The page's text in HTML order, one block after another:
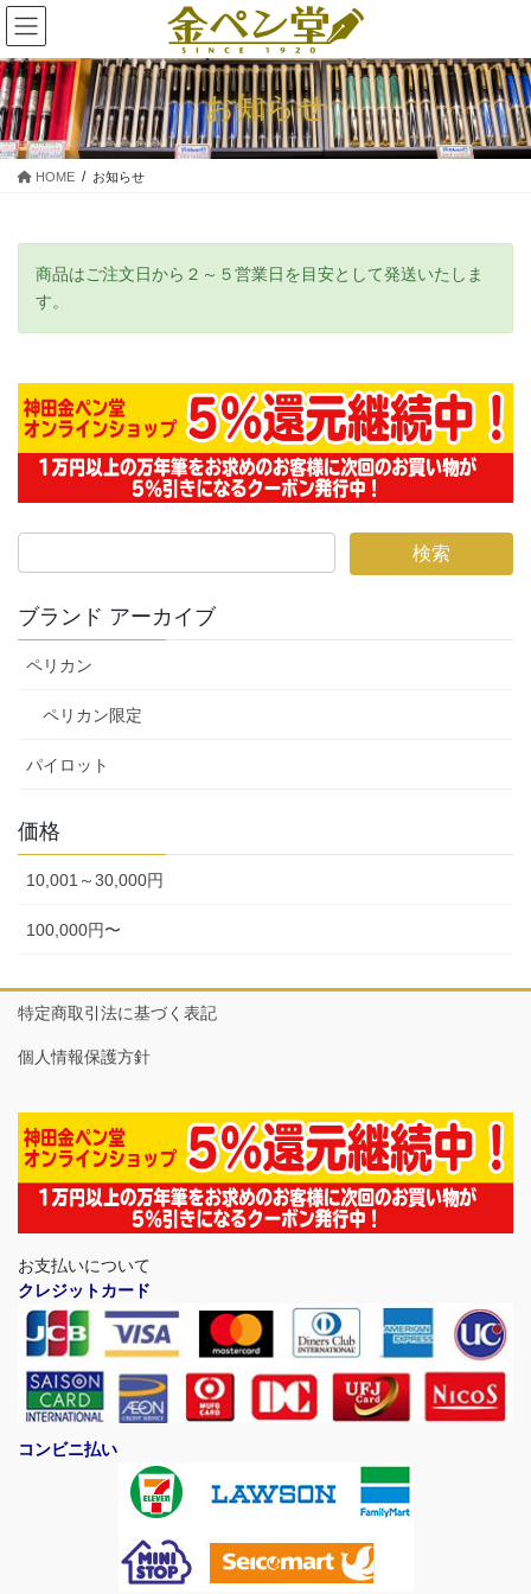
コ
ン
テ
ン
ツ
に
移
ナ
ビ
ゲ
ー
シ
ョ
ン
お知らせ
HOME お知らせ
商品はご注文日から２～５営業日を目安として発送いたしま
す。
ブランド アーカイブ
ペリカン
ペリカン限定
パイロット
価格
10,001～30,000円
100,000円〜
特定商取引法に基づく表記
個人情報保護方針
お支払いについて
クレジットカード
コンビニ払い